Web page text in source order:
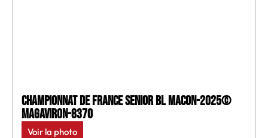
Championnat de France senior BL Macon-2025©
MagAviron-8370
Voir la photo